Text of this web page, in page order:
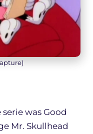
was Good
Mr. Skullhead